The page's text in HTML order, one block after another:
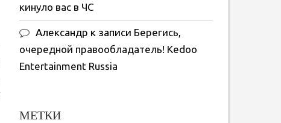
кинуло вас в ЧС
Александр к записи Берегись,
очередной правообладатель! Kedoo
Entertainment Russia
МЕТКИ